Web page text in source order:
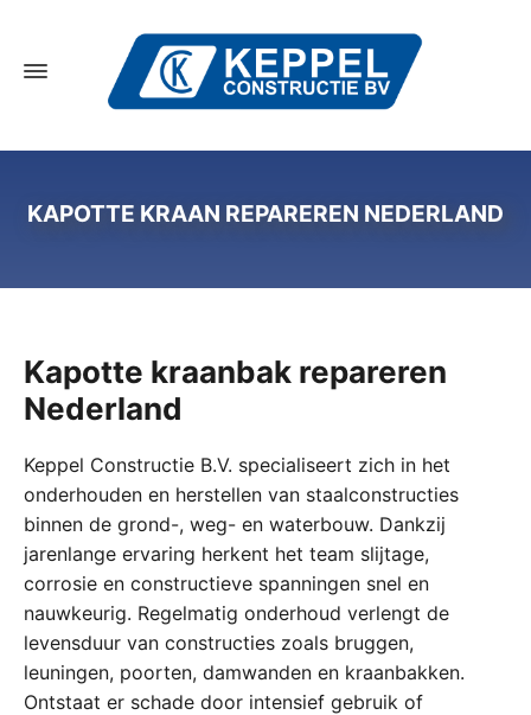
KAPOTTE KRAAN REPAREREN NEDERLAND
Kapotte kraanbak repareren
Nederland
Keppel Constructie B.V. specialiseert zich in het
onderhouden en herstellen van staalconstructies
binnen de grond-, weg- en waterbouw. Dankzij
jarenlange ervaring herkent het team slijtage,
corrosie en constructieve spanningen snel en
nauwkeurig. Regelmatig onderhoud verlengt de
levensduur van constructies zoals bruggen,
leuningen, poorten, damwanden en kraanbakken.
Ontstaat er schade door intensief gebruik of